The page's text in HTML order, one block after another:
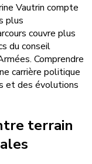
Vautrin compte
plus
couvre plus
du conseil
Comprendre
carrière politique
et des évolutions
terrain